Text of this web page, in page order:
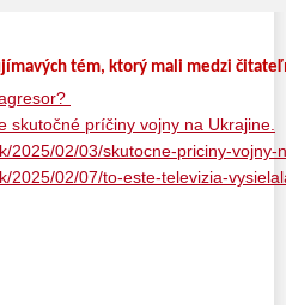
tém, ktorý mali medzi
skutočné príčiny vojny na Ukrajine.
2025/02/03/skutocne-priciny-vojny-
2025/02/07/to-este-televizia-